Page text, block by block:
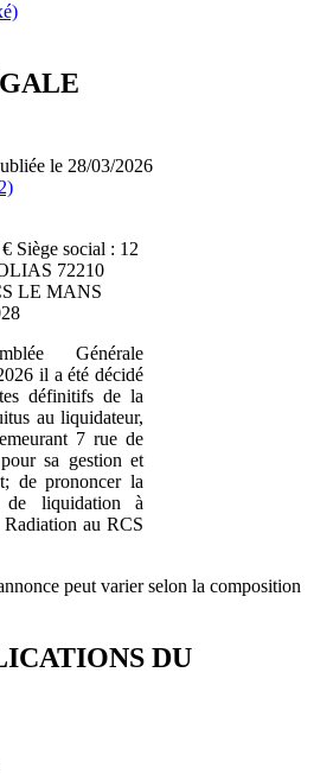
le 28/03/2026
Siège social : 12
72210
LE MANS
Générale
il a été décidé
définitifs de la
au liquidateur,
7 rue de
sa gestion et
de prononcer la
de liquidation à
au RCS
peut varier selon la composition
DU